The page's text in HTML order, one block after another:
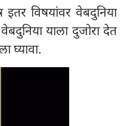
विषयांवर वेबदुनिया
याला दुजोरा देत
घ्यावा.